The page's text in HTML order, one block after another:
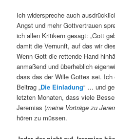
Ich widerspreche auch
Angst und mehr Gottvertrauen
ich allen Kritikern gesagt: „Gott
damit die Vernunft, auf das wir
Wenn Gott die rettende Hand
anmaßend und überheblich
dass das der Wille Gottes sei. Ich
Beitrag „Die Einladung“ … und
letzten Monaten, dass viele
Jeremias (meine Vorträge zu
hören zu müssen.